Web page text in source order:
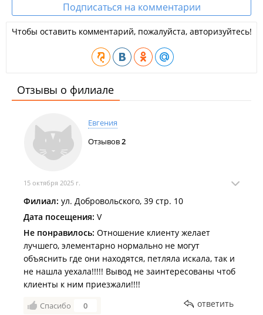
Подписаться на комментарии
Чтобы оставить комментарий, пожалуйста, авторизуйтесь!
Отзывы о филиале
Евгения
Отзывов2
15 октября 2025 г.
Филиал: ул. Добровольского, 39 стр. 10
Дата посещения: V
Не понравилось: Отношение клиенту желает
лучшего, элементарно нормально не могут
объяснить где они находятся, петляла искала, так и
не нашла уехала!!!!! Вывод не заинтересованы чтоб
клиенты к ним приезжали!!!!
Спасибо 0 ответить